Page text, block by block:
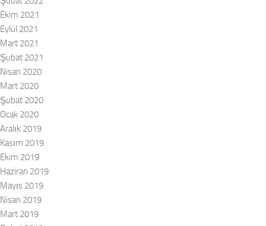
Ekim 2021
Eylül 2021
Mart 2021
Şubat 2021
Nisan 2020
Mart 2020
Şubat 2020
Ocak 2020
Aralık 2019
Kasım 2019
Ekim 2019
Haziran 2019
Mayıs 2019
Nisan 2019
Mart 2019